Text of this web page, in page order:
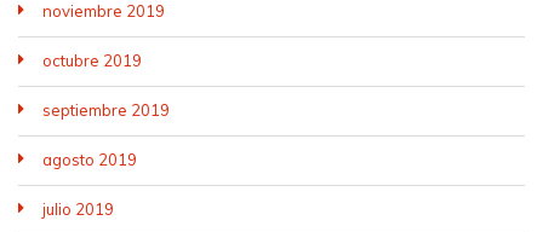
noviembre 2019
octubre 2019
septiembre 2019
agosto 2019
julio 2019